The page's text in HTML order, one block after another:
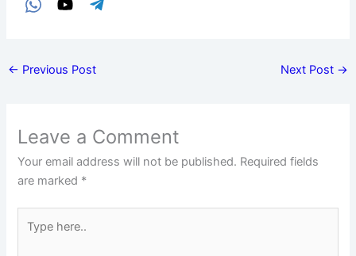
← Previous Post Next Post →
Leave a Comment
Your email address will not be published. Required fields
are marked *
here..